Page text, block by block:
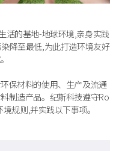
活的基地-地球环境,亲身实践
降至最低,为此打造环境友好
保材料的使用、生产及流通
制造产品。纪斯科技遵守Ro
规则,并实践以下事项。